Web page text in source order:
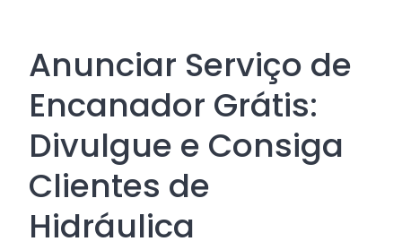
Anunciar Serviço de
Encanador Grátis:
Divulgue e Consiga
Clientes de
Hidráulica